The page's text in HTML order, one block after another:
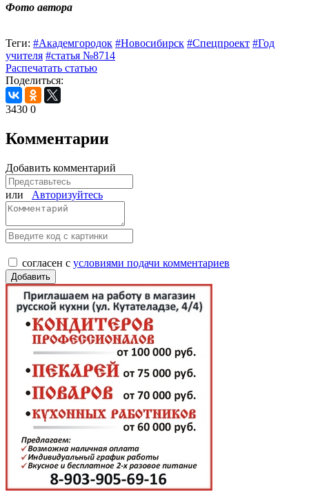
Фото автора
Теги: #Академгородок #Новосибирск #Спецпроект #Год
учителя #статья №8714
Распечатать статью
Поделиться:
3430 0
Комментарии
Добавить комментарий
или Авторизуйтесь
согласен с условиями подачи комментариев